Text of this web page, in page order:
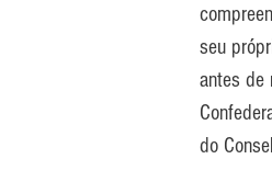
seu
antes de
do